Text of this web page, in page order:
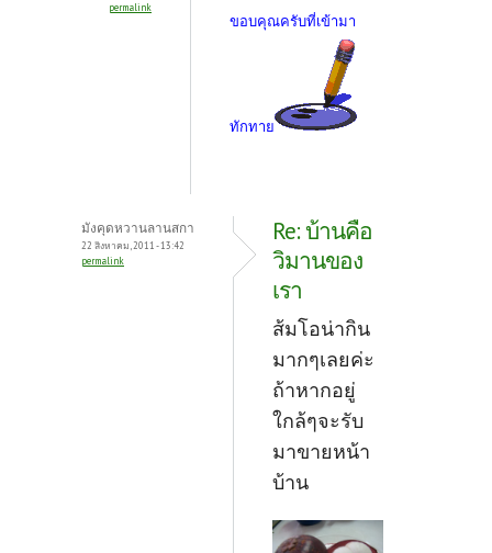
permalink
ขอบคุณครับที่เข้ามา
ทักทาย
มังคุดหวานลานสกา
22 สิงหาคม, 2011 - 13:42
permalink
Re: บ้านคือ
วิมานของ
เรา
ส้มโอน่ากิน
มากๆเลยค่ะ
ถ้าหากอยู่
ใกล้ๆจะรับ
มาขายหน้า
บ้าน